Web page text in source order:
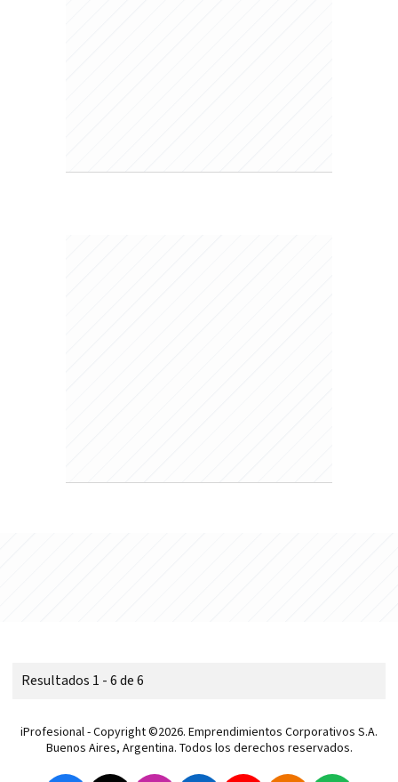
Resultados 1 - 6 de 6
iProfesional - Copyright ©2026. Emprendimientos Corporativos S.A.
Buenos Aires, Argentina. Todos los derechos reservados.